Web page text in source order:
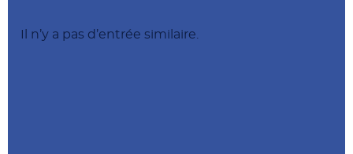
Il n’y a pas d’entrée similaire.